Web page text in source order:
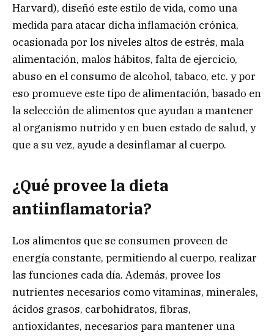
Harvard), diseñó este estilo de vida, como una
medida para atacar dicha inflamación crónica,
ocasionada por los niveles altos de estrés, mala
alimentación, malos hábitos, falta de ejercicio,
abuso en el consumo de alcohol, tabaco, etc. y por
eso promueve este tipo de alimentación, basado en
la selección de alimentos que ayudan a mantener
al organismo nutrido y en buen estado de salud, y
que a su vez, ayude a desinflamar al cuerpo.
¿Qué provee la dieta
antiinflamatoria?
Los alimentos que se consumen proveen de
energía constante, permitiendo al cuerpo, realizar
las funciones cada día. Además, provee los
nutrientes necesarios como vitaminas, minerales,
ácidos grasos, carbohidratos, fibras,
antioxidantes, necesarios para mantener una